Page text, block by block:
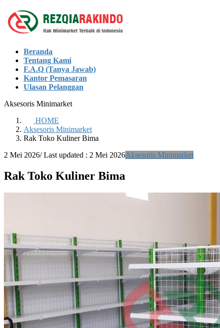
Skip
to
the
Skip
to
the
Beranda
Tentang Kami
F.A.Q (Tanya Jawab)
Kantor Pemasaran
Ulasan Pelanggan
Aksesoris Minimarket
HOME
Aksesoris Minimarket
Rak Toko Kuliner Bima
2 Mei 2026/ Last updated : 2 Mei 2026Aksesoris Minimarket
Rak Toko Kuliner Bima